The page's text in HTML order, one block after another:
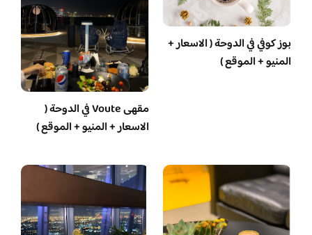
بوز كوفي في الدوحة ( الاسعار +
المنيو + الموقع )
مقهى Voute في الدوحة (
الاسعار + المنيو + الموقع )